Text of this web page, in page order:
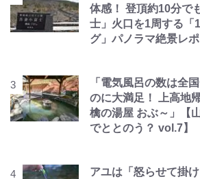
体感！ 登頂約10分で
士」火口を1周する「
グ」パノラマ絶景レ
「電気風呂の数は全
のに大満足！ 上高地
檎の湯屋 おぶ～」【
でととのう？ vol.7】
アユは「怒らせて掛